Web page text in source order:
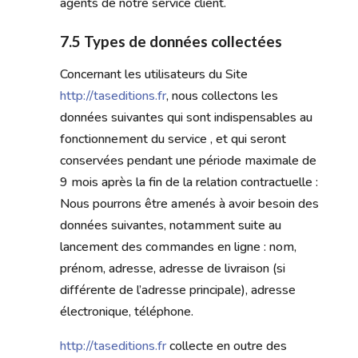
7.5 Types de données collectées
Concernant les utilisateurs du Site
http://taseditions.fr, nous collectons les
données suivantes qui sont indispensables au
fonctionnement du service , et qui seront
conservées pendant une période maximale de
9 mois après la fin de la relation contractuelle :
Nous pourrons être amenés à avoir besoin des
données suivantes, notamment suite au
lancement des commandes en ligne : nom,
prénom, adresse, adresse de livraison (si
différente de l’adresse principale), adresse
électronique, téléphone.
http://taseditions.frcollecte en outre des